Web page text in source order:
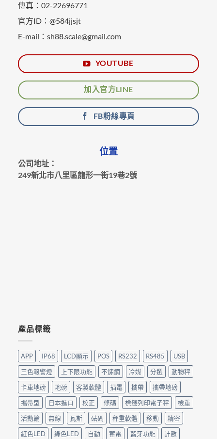
傳真：02-22696771
官方ID：@584jjsjt
E-mail：sh88.scale@gmail.com
YOUTUBE
加入官方LINE
FB粉絲專頁
位置
公司地址：
249新北市八里區龍形一街19巷2號
產品標籤
APP IP68 LCD顯示 POS RS232 RS485
USB
三色報警燈
上下限功能 不鏽鋼 冷媒 分選
動物秤
卡車地磅
地磅 客製軟體 插電 攜帶
攜帶地磅
攜帶型
日本進口 校正 條碼 標籤列印電子秤
檢重
活動輪
無線 瓦斯 砝碼 秤重軟體 移動
精密
紅色LED
綠色LED 自動 蓄電 藍牙功能 計數